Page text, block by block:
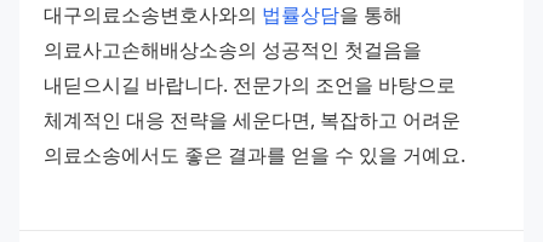
대구의료소송변호사와의 법률상담을 통해
의료사고손해배상소송의 성공적인 첫걸음을
내딛으시길 바랍니다. 전문가의 조언을 바탕으로
체계적인 대응 전략을 세운다면, 복잡하고 어려운
의료소송에서도 좋은 결과를 얻을 수 있을 거예요.